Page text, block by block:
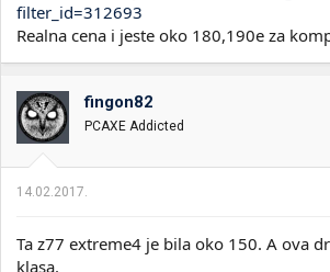
filter_id=312693
Realna cena i jeste oko 180,190e za
fingon82
PCAXE Addicted
14.02.2017.
Ta z77 extreme4 je bila oko 150. A ova
klasa.